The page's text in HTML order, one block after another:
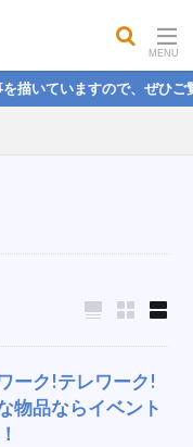
風
ス
お祝い
寿老人
講演
ース
yvc-1000
ていますので、ぜひご覧く
ーク!テレワーク!
物品ならイベント